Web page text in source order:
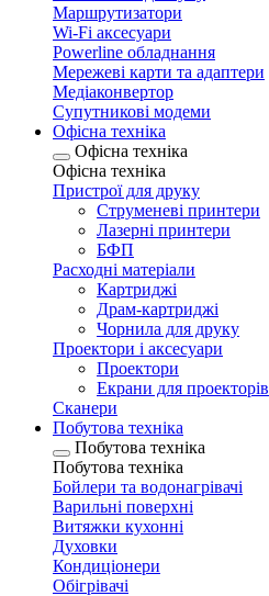
Маршрутизатори
Wi-Fi аксесуари
Рowerline обладнання
Мережеві карти та адаптери
Медіаконвертор
Супутникові модеми
Офісна техніка
Офісна техніка
Офісна техніка
Пристрої для друку
Струменеві принтери
Лазерні принтери
БФП
Расходні матеріали
Картриджі
Драм-картриджі
Чорнила для друку
Проектори і аксесуари
Проектори
Екрани для проекторів
Сканери
Побутова техніка
Побутова техніка
Побутова техніка
Бойлери та водонагрівачі
Варильні поверхні
Витяжки кухонні
Духовки
Кондиціонери
Обігрівачі